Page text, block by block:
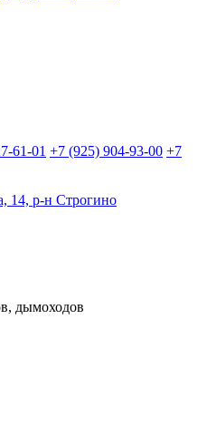
61-01 +7 (925) 904-93-00 +7
14, р-н Строгино
дымоходов